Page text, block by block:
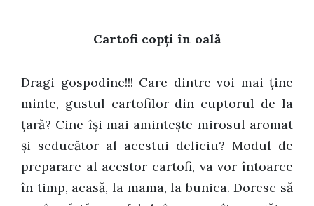
Cartofi copți în oală
Dragi gospodine!!! Care dintre voi mai ține
minte, gustul cartofilor din cuptorul de la
țară? Cine își mai amintește mirosul aromat
și seducător al acestui deliciu? Modul de
preparare al acestor cartofi, va vor întoarce
în timp, acasă, la mama, la bunica. Doresc să